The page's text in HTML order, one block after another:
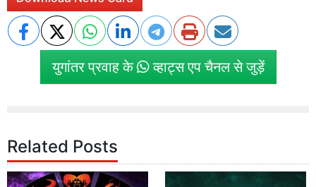
युगांतर प्रवाह के व्हाट्स एप चैनल से जुड़ें
Related Posts